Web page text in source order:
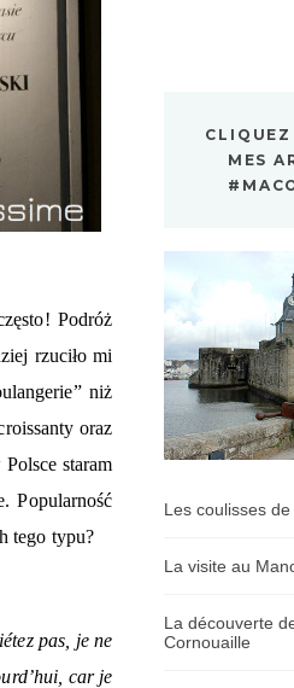
Podróż
rzuciło mi
niż
oraz
staram
Popularność
tego typu?
pas, je ne
car je
MES
Les coulisses
La visite au
La découverte
Cornouaille